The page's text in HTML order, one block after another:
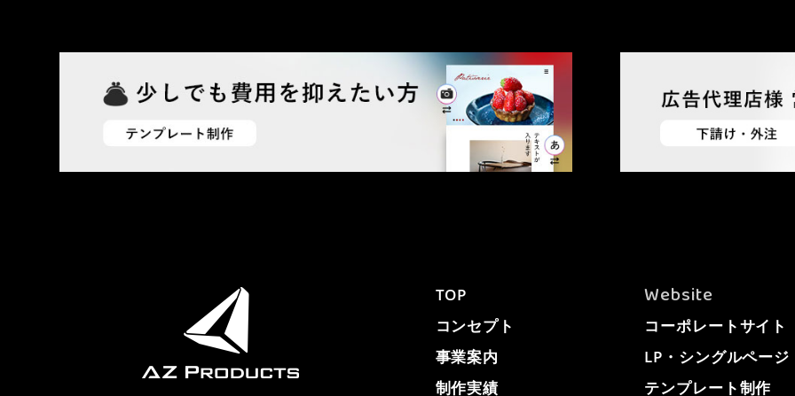
TOP
コンセプト
事業案内
制作実績
Website
コーポレートサイト
LP・シングルページ
テンプレート制作